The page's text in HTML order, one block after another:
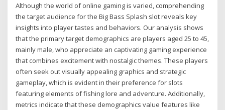
Although the world of online gaming is varied, comprehending
the target audience for the Big Bass Splash slot reveals key
insights into player tastes and behaviors. Our analysis shows
that the primary target demographics are players aged 25 to 45,
mainly male, who appreciate an captivating gaming experience
that combines excitement with nostalgic themes. These players
often seek out visually appealing graphics and strategic
gameplay, which is evident in their preference for slots
featuring elements of fishing lore and adventure. Additionally,
metrics indicate that these demographics value features like